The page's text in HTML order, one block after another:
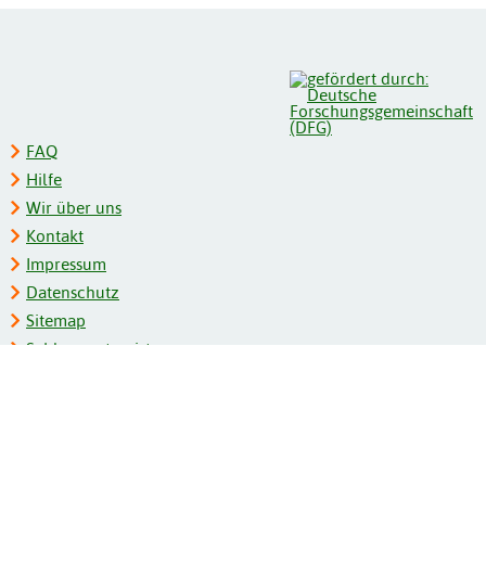
FAQ
Hilfe
Wir über uns
Kontakt
Impressum
Datenschutz
Sitemap
Schlagwortregister